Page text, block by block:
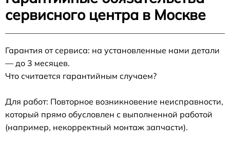
сервисного центра в Москве
Гарантия от сервиса: на установленные нами детали
— до 3 месяцев.
Что считается гарантийным случаем?
Для работ: Повторное возникновение неисправности,
который прямо обусловлен с выполненной работой
(например, некорректный монтаж запчасти).